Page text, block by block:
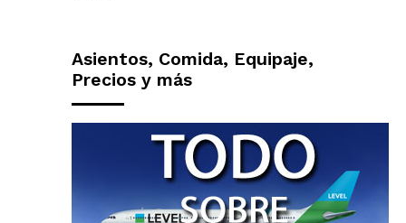
Asientos, Comida, Equipaje,
Precios y más